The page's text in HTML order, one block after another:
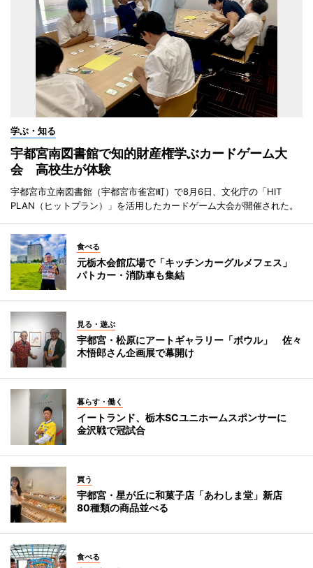
学ぶ・知る
宇都宮南図書館で知的財産権学ぶカードゲーム大
会 高校生が体験
宇都宮市立南図書館（宇都宮市雀宮町）で8月6日、文化庁の「HIT
PLAN（ヒットプラン）」を活用したカードゲーム大会が開催された。
食べる
元栃木会館広場で「キッチンカーグルメフェス」
パトカー・消防車も集結
見る・遊ぶ
宇都宮・松原にアートギャラリー「ボウル」 佐々
木悟郎さん企画展で幕開け
暮らす・働く
イートランド、栃木SCユニホームスポンサーに
金沢戦で冠試合
買う
宇都宮・星が丘に和菓子店「あわしま堂」新店
80種類の商品並べる
食べる